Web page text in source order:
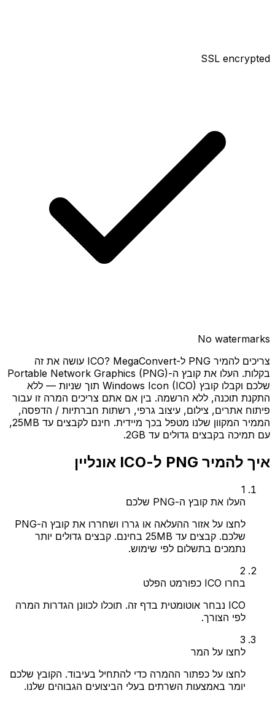
SSL encrypted
No watermarks
צריכים להמיר PNG ל-ICO? MegaConvert עושה את זה
בקלות. העלו את קובץ ה-Portable Network Graphics (PNG)
שלכם וקבלו קובץ Windows Icon (ICO) תוך שניות — ללא
התקנת תוכנה, ללא הרשמה. בין אם אתם צריכים המרה זו עבור
פיתוח אתרים, צילום, עיצוב גרפי, רשתות חברתיות / הדפסה,
הממיר המקוון שלנו מטפל בכך מיידית. חינם לקבצים עד 25MB,
עם תמיכה בקבצים גדולים עד 2GB.
איך להמיר PNG ל-ICO אונליין
1
העלו את קובץ ה-PNG שלכם
לחצו על אזור ההעלאה או גררו ושחררו את קובץ ה-PNG
שלכם. קבצים עד 25MB בחינם. קבצים גדולים יותר
נתמכים בתשלום לפי שימוש.
2
בחרו ICO כפורמט הפלט
ICO נבחר אוטומטית בדף זה. תוכלו לכוונן הגדרות המרה
לפי הצורך.
3
לחצו על המר
לחצו על כפתור ההמרה כדי להתחיל בעיבוד. הקובץ שלכם
יומר באמצעות השרתים בעלי הביצועים הגבוהים שלנו.